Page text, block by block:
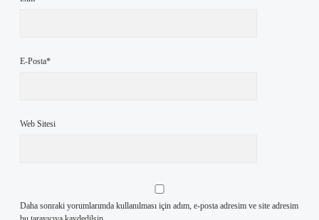
E-Posta*
Web Sitesi
Daha sonraki yorumlarımda kullanılması için adım, e-posta adresim ve site adresim